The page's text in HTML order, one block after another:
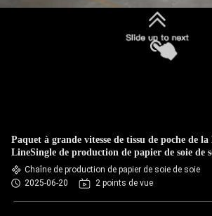
Paquet à grande vitesse de tissu de poche de la
LineSingle de production de papier de soie de
enveloppant le dispositif
Chaîne de production de papier de soie de soie
2025-06-20
2 points de vue